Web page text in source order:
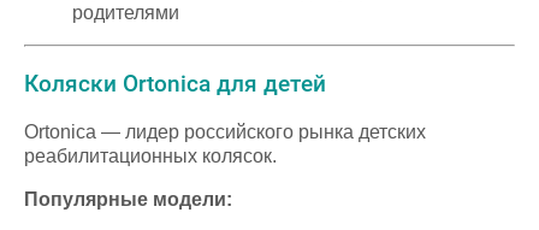
родителями
Коляски Ortonica для детей
Ortonica — лидер российского рынка детских
реабилитационных колясок.
Популярные модели: